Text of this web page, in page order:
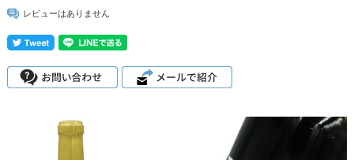
レビューはありません